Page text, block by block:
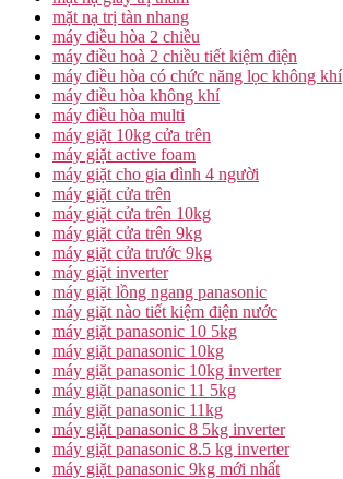
mặt nạ trị tàn nhang
máy điều hòa 2 chiều
máy điều hoà 2 chiều tiết kiệm điện
máy điều hòa có chức năng lọc không khí
máy điều hòa không khí
máy điều hòa multi
máy giặt 10kg cửa trên
máy giặt active foam
máy giặt cho gia đình 4 người
máy giặt cửa trên
máy giặt cửa trên 10kg
máy giặt cửa trên 9kg
máy giặt cửa trước 9kg
máy giặt inverter
máy giặt lồng ngang panasonic
máy giặt nào tiết kiệm điện nước
máy giặt panasonic 10 5kg
máy giặt panasonic 10kg
máy giặt panasonic 10kg inverter
máy giặt panasonic 11 5kg
máy giặt panasonic 11kg
máy giặt panasonic 8 5kg inverter
máy giặt panasonic 8.5 kg inverter
máy giặt panasonic 9kg mới nhất